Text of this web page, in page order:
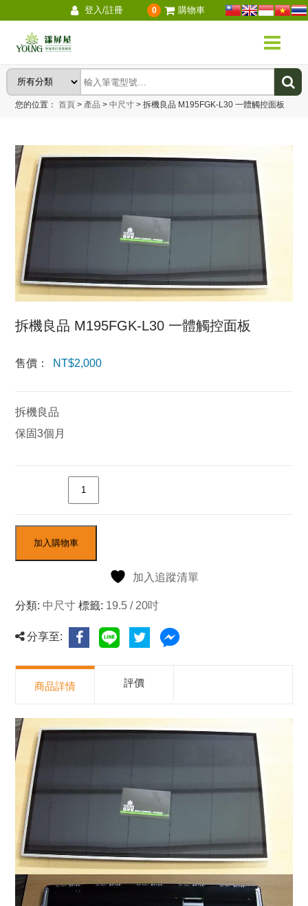
登入/註冊 0 購物車
您的位置：首頁 > 產品 > 中尺寸 > 拆機良品 M195FGK-L30 一體觸控面板
拆機良品 M195FGK-L30 一體觸控面板
售價： NT$2,000
拆機良品
保固3個月
加入購物車
加入追蹤清單
分類: 中尺寸 標籤: 19.5 / 20吋
分享至:
商品詳情 評價